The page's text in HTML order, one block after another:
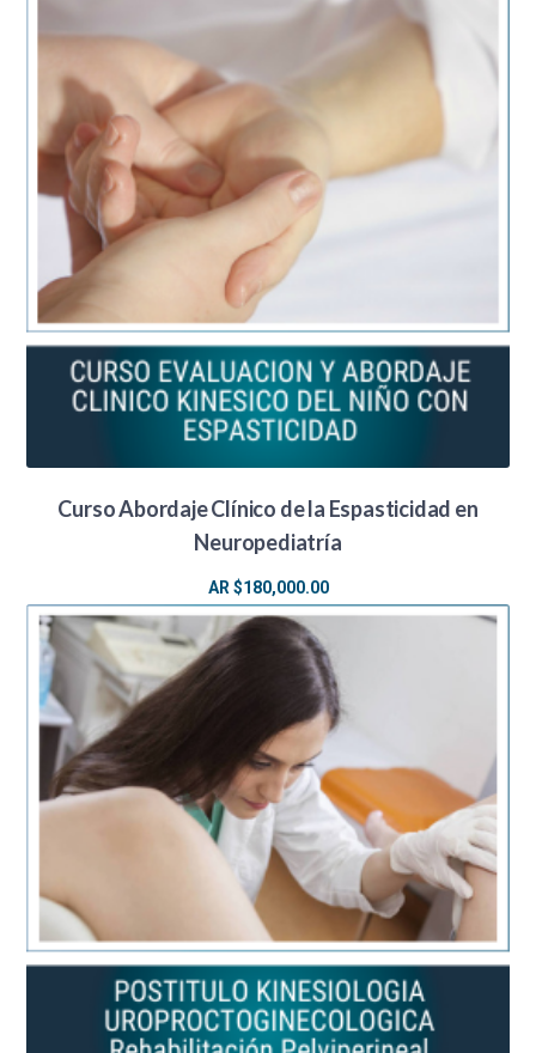
Curso Abordaje Clínico de la Espasticidad en
Neuropediatría
AR $180,000.00